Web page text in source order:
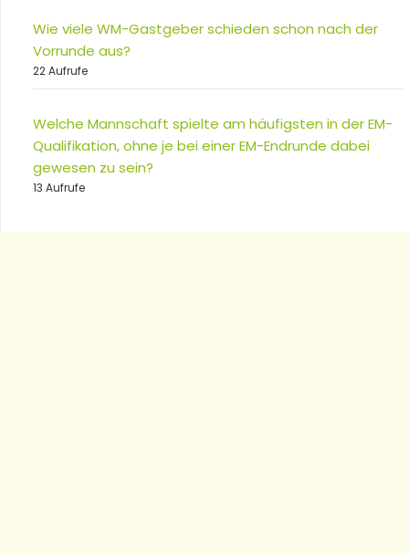
Wie viele WM-Gastgeber schieden schon nach der
Vorrunde aus?
22 Aufrufe
Welche Mannschaft spielte am häufigsten in der EM-
Qualifikation, ohne je bei einer EM-Endrunde dabei
gewesen zu sein?
13 Aufrufe